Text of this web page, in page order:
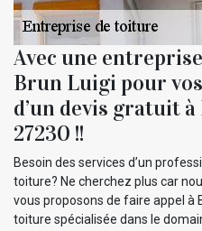
Avec une
Brun Luigi pour
d’un devis gratuit
27230 !!
Besoin des services d’un
toiture? Ne cherchez plus car
vous proposons de faire appel à
toiture spécialisée dans le